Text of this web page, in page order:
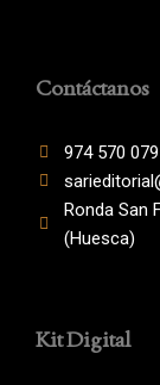
Contáctanos
974 570
Ronda San
(Huesca)
Kit Digital